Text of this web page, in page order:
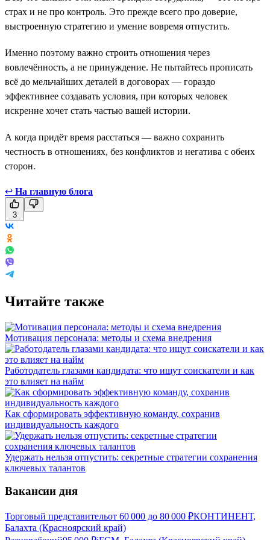
страх и не про контроль. Это прежде всего про доверие,
выстроенную стратегию и умение вовремя отпустить.
Именно поэтому важно строить отношения через
вовлечённость, а не принуждение. Не пытайтесь прописать
всё до мельчайших деталей в договорах — гораздо
эффективнее создавать условия, при которых человек
искренне хочет стать частью вашей истории.
А когда придёт время расстаться — важно сохранить
честность в отношениях, без конфликтов и негатива с обеих
сторон.
↩ На главную блога
3
Читайте также
Мотивация персонала: методы и схема внедрения
Работодатель глазами кандидата: что ищут соискатели и как
это влияет на найм
Как сформировать эффективную команду, сохранив
индивидуальность каждого
Удержать нельзя отпустить: секретные стратегии сохранения
ключевых талантов
Вакансии дня
Торговый представительот 60 000 до 80 000 ₽КОНТИНЕНТ,
Балахта (Красноярский край)